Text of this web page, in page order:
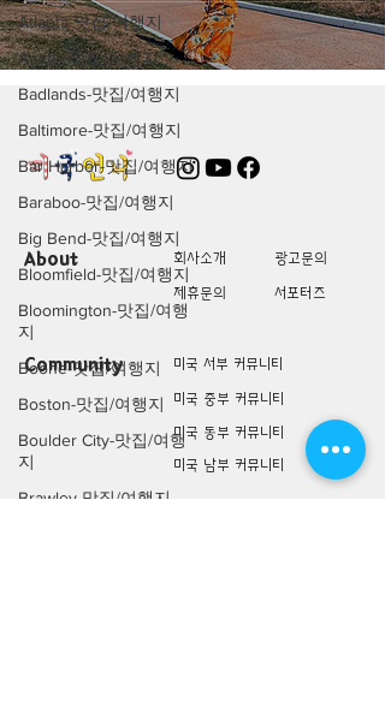
Atlanta-맛집/여행지
Austin-맛집/여행지
Badlands-맛집/여행지
Baltimore-맛집/여행지
Bar Harbor-맛집/여행지
Baraboo-맛집/여행지
Big Bend-맛집/여행지
Bloomfield-맛집/여행지
Bloomington-맛집/여행
지
Boone-맛집/여행지
Boston-맛집/여행지
Boulder City-맛집/여행
지
Brawley-맛집/여행지
About 회사소개
광고문의
제휴문의
서포터즈
Community
미국 서부 커뮤니티
미국 중부 커뮤니티
미국 동부 커뮤니티
미국 남부 커뮤니티